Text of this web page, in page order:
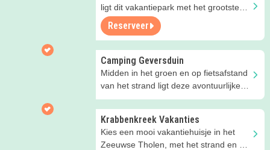
ligt dit vakantiepark met het grootste
speelschip van Nederland!
Reserveer
Camping Geversduin
Midden in het groen en op fietsafstand
van het strand ligt deze avontuurlijke
camping!
Krabbenkreek Vakanties
Kies een mooi vakantiehuisje in het
Zeeuwse Tholen, met het strand en de